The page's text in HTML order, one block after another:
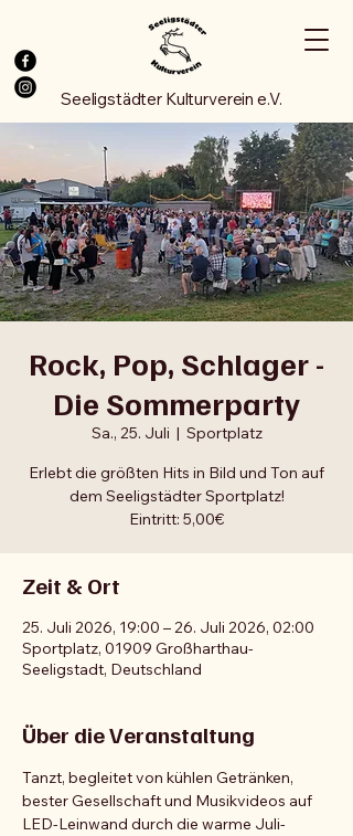
Seeligstädter Kulturverein e.V.
Rock, Pop, Schlager -
Die Sommerparty
Sa., 25. Juli
  |
Sportplatz
Erlebt die größten Hits in Bild und Ton auf
dem Seeligstädter Sportplatz!
Eintritt: 5,00€
Zeit & Ort
25. Juli 2026, 19:00 – 26. Juli 2026, 02:00
Sportplatz, 01909 Großharthau-
Seeligstadt, Deutschland
Über die Veranstaltung
Tanzt, begleitet von kühlen Getränken,
bester Gesellschaft und Musikvideos auf
LED-Leinwand durch die warme Juli-